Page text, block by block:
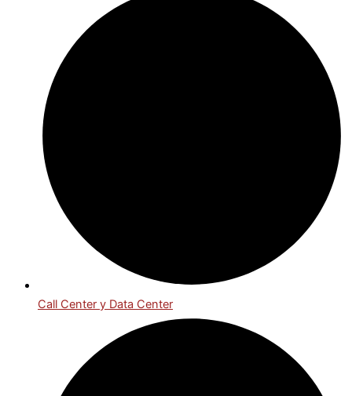
Call Center y Data Center